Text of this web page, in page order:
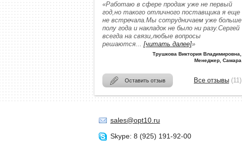
«Работаю в сфере продаж уже не первый
год,но такого отличного поставщика я еще
не встречала.Мы сотрудничаем уже больше
полу года и накладок не было ни разу.Сергей
всегда на связи,любые вопросы
решаются... [читать далее]»
Трушкова Виктория Владимировна
Менеджер, Самара
Оставить отзыв Все отзывы (11)
sales@opt10.ru
Skype: 8 (925) 191-92-00